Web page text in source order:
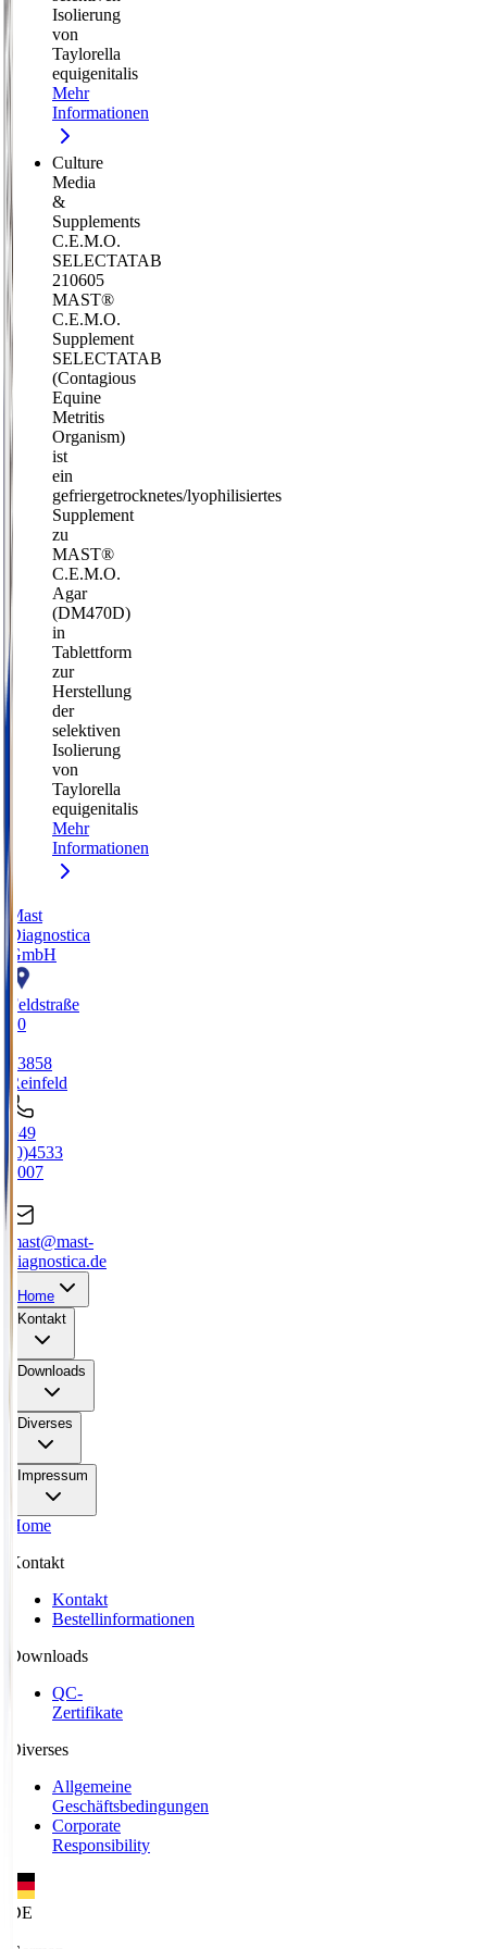
Isolierung
von
Taylorella
equigenitalis
Mehr
Informationen
Culture
Media
&
Supplements
C.E.M.O.
SELECTATAB
210605
MAST®
C.E.M.O.
Supplement
SELECTATAB
(Contagious
Equine
Metritis
Organism)
ist
ein
gefriergetrocknetes/lyophilisiertes
Supplement
zu
MAST®
C.E.M.O.
Agar
(DM470D)
in
Tablettform
zur
Herstellung
der
selektiven
Isolierung
von
Taylorella
equigenitalis
Mehr
Informationen
Mast
Diagnostica
GmbH
Feldstraße
20
23858
Reinfeld
+49
(0)4533
2007
mast@mast-
diagnostica.de
Home
Kontakt
Downloads
Diverses
Impressum
Home
Kontakt
Kontakt
Bestellinformationen
Downloads
QC-
Zertifikate
Diverses
Allgemeine
Geschäftsbedingungen
Corporate
Responsibility
DE